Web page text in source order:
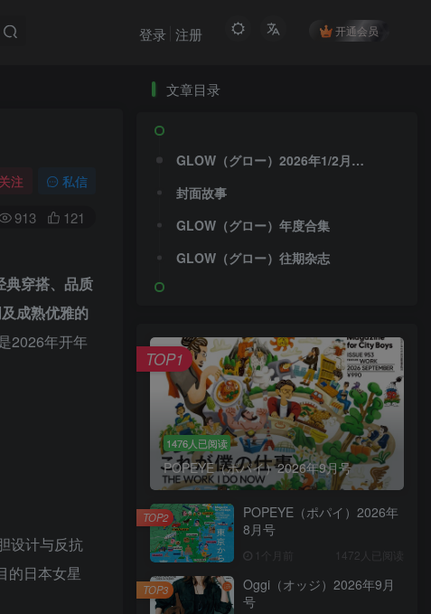
开通会员
登录 注册
关注 私信
913 121
典穿搭、品质
成熟优雅的
2026年开年
设计与反抗
的日本女星
文章目录
GLOW（グロー）2026年1/2月合并号 PDF电子版 – 经典穿搭与2026开运特辑
封面故事
GLOW（グロー）年度合集
GLOW（グロー）往期杂志
1476人已阅读
POPEYE（ポパイ）2026年9月号
TOP1
POPEYE（ポパイ）2026年
8月号
1个月前 1472人已阅读
TOP2
Oggi（オッジ）2026年9月
号
TOP3